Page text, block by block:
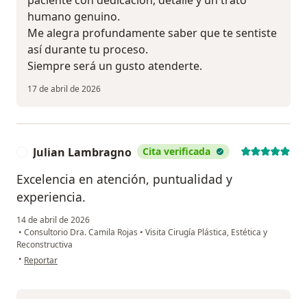
humano genuino.
Me alegra profundamente saber que te sentiste
así durante tu proceso.
Siempre será un gusto atenderte.
17 de abril de 2026
Julian Lambragno Cita verificada
Excelencia en atención, puntualidad y
experiencia.
14 de abril de 2026
• Consultorio Dra. Camila Rojas • Visita Cirugía Plástica, Estética y
Reconstructiva
• en opinión del usuario Julian Lambragno
Reportar